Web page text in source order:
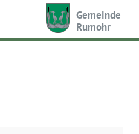
Gemeinde
Rumohr